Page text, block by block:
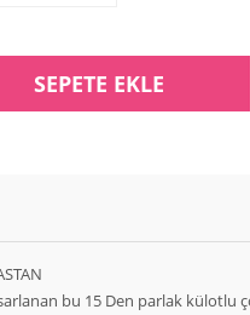
SEPETE EKLE
bu 15 Den parlak külotlu